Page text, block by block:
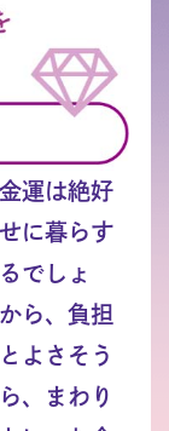
運は絶好
に暮らす
でしょ
ら、負担
よさそう
、まわり